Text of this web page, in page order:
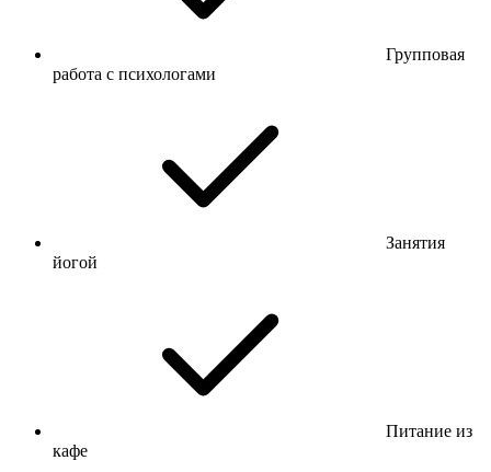
Групповая
работа с психологами
Занятия
йогой
Питание из
кафе